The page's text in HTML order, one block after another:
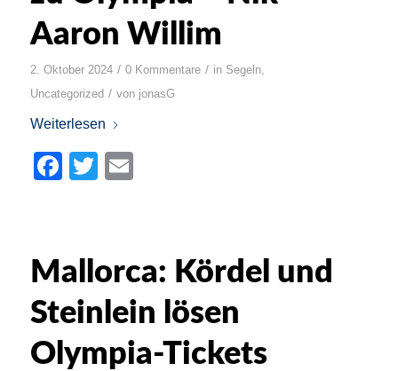
Aaron Willim
2. Oktober 2024 / 0 Kommentare / in Segeln,
Uncategorized / von jonasG
Weiterlesen
Facebook
Twitter
Mallorca: Kördel und
Steinlein lösen
Olympia-Tickets